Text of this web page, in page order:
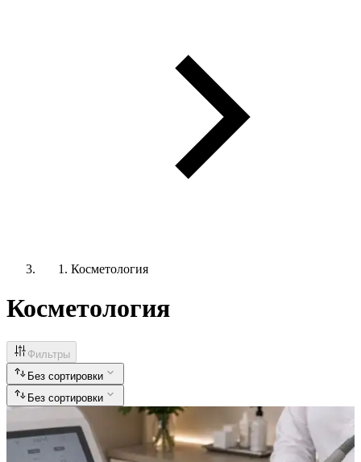
Косметология
Косметология
Фильтры
Без сортировки
Без сортировки